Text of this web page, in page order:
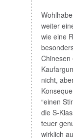
weiter
wie eine
Chinesen
nicht,
“einen
die S-
teuer
wirklich